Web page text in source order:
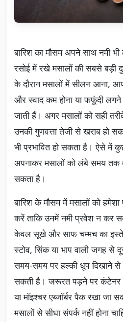
बारिश का मौसम अपने साथ नमी
रसोई में रखे मसालों की सबसे बड़ी
के दौरान मसालों में सीलन आना,
और स्वाद कम होना या फफूंदी
जाती हैं। अगर मसालों को सही
उनकी गुणवत्ता तेजी से खराब हो
भी प्रभावित हो सकता है। ऐसे
अपनाकर मसालों को लंबे समय तक
सकता है।
बारिश के मौसम में मसालों को
करें ताकि उनमें नमी प्रवेश न कर
केवल सूखे और साफ चम्मच का
स्टोव, सिंक या भाप वाली जगह से
समय-समय पर हल्की धूप दिखाने से
सकती है। जरूरत पड़ने पर कंटेनर
या मॉइश्चर एब्जॉर्बर पैक रखा जा
मसालों से सीधा संपर्क नहीं होना